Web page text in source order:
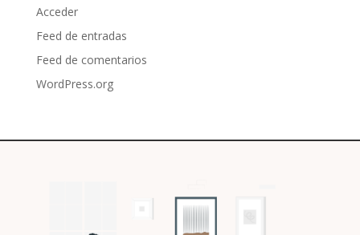
Acceder
Feed de entradas
Feed de comentarios
WordPress.org